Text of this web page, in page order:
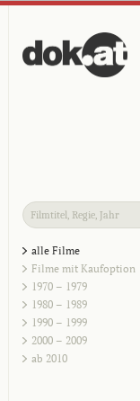
alle Filme
Filme mit Kaufoption
1970 – 1979
1980 – 1989
1990 – 1999
2000 – 2009
ab 2010